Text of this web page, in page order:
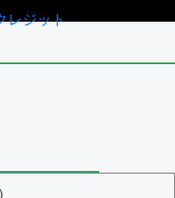
レジット